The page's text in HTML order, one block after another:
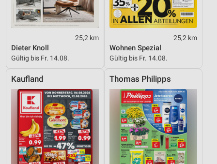
25,2 km
Dieter Knoll
Gültig bis Fr. 14.08.
25,2 km
Wohnen Spezial
Gültig bis Fr. 14.08.
Kaufland Thomas Philipps